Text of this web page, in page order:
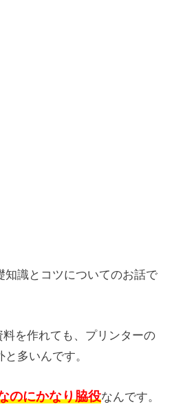
知識とコツについてのお話で
を作れても、プリンターの
多いんです。
のにかなり脇役なんです。